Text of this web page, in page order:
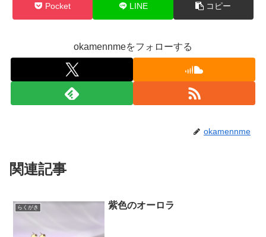
Pocket LINE コピー
okamennmeをフォローする
okamennme
関連記事
らくがき 紫色のオーロラ